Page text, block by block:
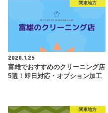
関東地方
2020.1.25
富雄でおすすめのクリーニング店
5選！即日対応・オプション加工
関東地方